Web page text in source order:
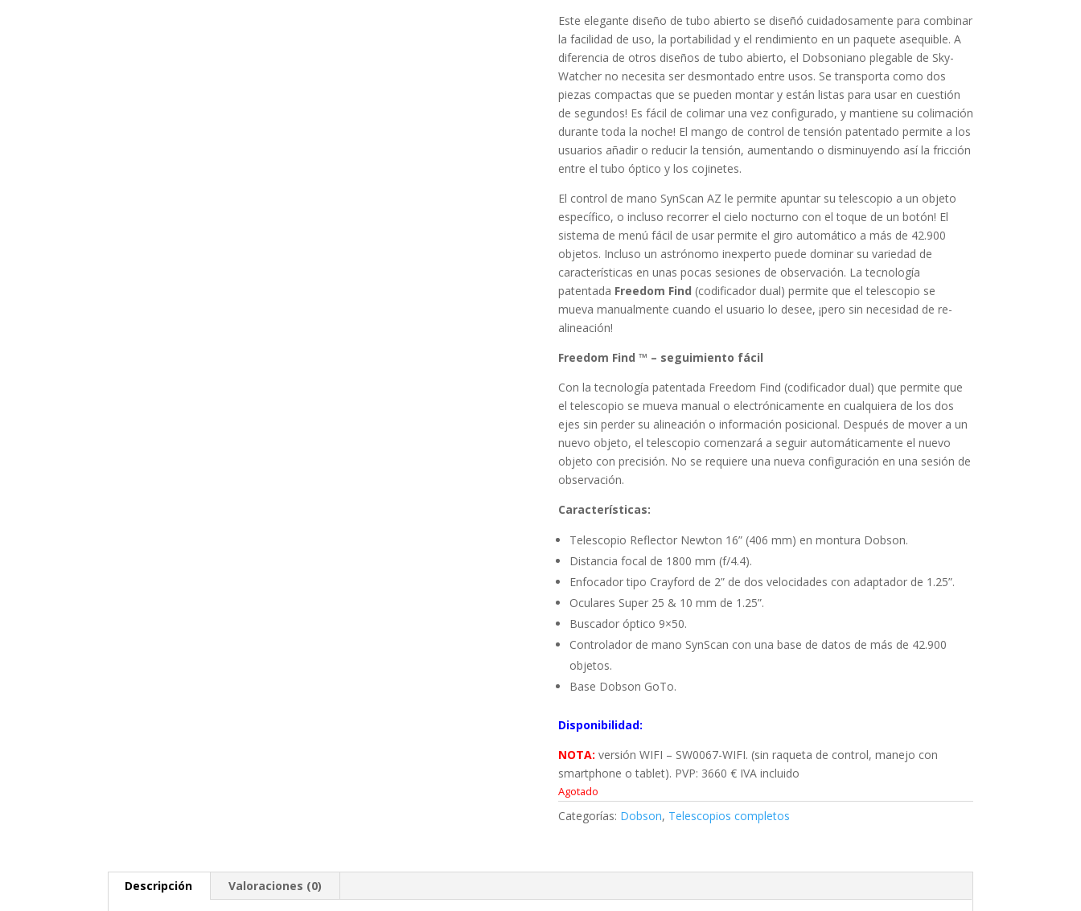
Este elegante diseño de tubo abierto se diseñó cuidadosamente para combinar
la facilidad de uso, la portabilidad y el rendimiento en un paquete asequible. A
diferencia de otros diseños de tubo abierto, el Dobsoniano plegable de Sky-
Watcher no necesita ser desmontado entre usos. Se transporta como dos
piezas compactas que se pueden montar y están listas para usar en cuestión
de segundos! Es fácil de colimar una vez configurado, y mantiene su colimación
durante toda la noche! El mango de control de tensión patentado permite a los
usuarios añadir o reducir la tensión, aumentando o disminuyendo así la fricción
entre el tubo óptico y los cojinetes.
El control de mano SynScan AZ le permite apuntar su telescopio a un objeto
específico, o incluso recorrer el cielo nocturno con el toque de un botón! El
sistema de menú fácil de usar permite el giro automático a más de 42.900
objetos. Incluso un astrónomo inexperto puede dominar su variedad de
características en unas pocas sesiones de observación. La tecnología
patentada Freedom Find (codificador dual) permite que el telescopio se
mueva manualmente cuando el usuario lo desee, ¡pero sin necesidad de re-
alineación!
Freedom Find ™ – seguimiento fácil
Con la tecnología patentada Freedom Find (codificador dual) que permite que
el telescopio se mueva manual o electrónicamente en cualquiera de los dos
ejes sin perder su alineación o información posicional. Después de mover a un
nuevo objeto, el telescopio comenzará a seguir automáticamente el nuevo
objeto con precisión. No se requiere una nueva configuración en una sesión de
observación.
Características:
Telescopio Reflector Newton 16” (406 mm) en montura Dobson.
Distancia focal de 1800 mm (f/4.4).
Enfocador tipo Crayford de 2” de dos velocidades con adaptador de 1.25”.
Oculares Super 25 & 10 mm de 1.25”.
Buscador óptico 9×50.
Controlador de mano SynScan con una base de datos de más de 42.900
objetos.
Base Dobson GoTo.
Disponibilidad:
NOTA: versión WIFI – SW0067-WIFI. (sin raqueta de control, manejo con
smartphone o tablet). PVP: 3660 € IVA incluido
Agotado
Categorías: Dobson, Telescopios completos
Descripción Valoraciones (0)